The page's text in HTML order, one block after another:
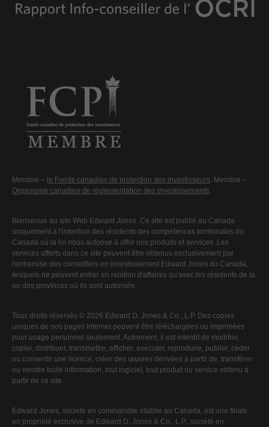
Membre – le Fonds canadien de protection des investisseurs. Membre –
Organisme canadien de réglementation des investissements.
Bienvenue au site Web Edward Jones. Ce site est publié au Canada
uniquement à l'intention des résidents des compétences territoriales du
Canada où la loi nous autorise à offrir nos produits et services. Les
services offerts dans ce site peuvent être obtenus exclusivement par
l'entremise des conseillers en investissement Edward Jones du Canada,
lesquels ne peuvent entrer en relation d'affaires qu'avec les résidents de la
ou des provinces où ils sont autorisés.
Tous droits réservés © 2026 Edward D. Jones & Co., L.P. Des copies
uniques de nos pages Internet peuvent être téléchargées ou imprimées
pour usage personnel seulement. Autrement, il est interdit de modifier,
copier, distribuer, transmettre, afficher, exécuter, reproduire, publier, céder
ou consentir une licence, créer des œuvres dérivées à partir de, transférer
ou vendre toute information, tout logiciel, tout produit ou service obtenu à
partir de ce site.
Edward Jones, société en commandite établie au Canada, est une filiale
en propriété exclusive de Edward D. Jones & Co., L.P., société en